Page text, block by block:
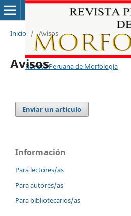
Revista Peruana de Morfología
Inicio / Avisos
Avisos
Enviar un artículo
Información
Para lectores/as
Para autores/as
Para bibliotecarios/as